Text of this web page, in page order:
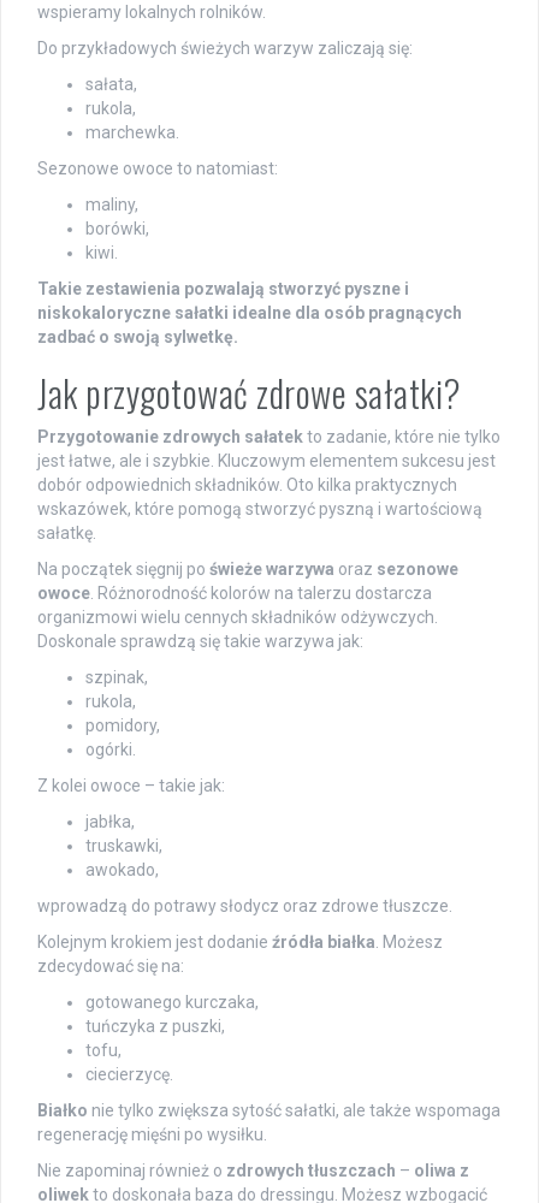
wspieramy lokalnych rolników.
Do przykładowych świeżych warzyw zaliczają się:
sałata,
rukola,
marchewka.
Sezonowe owoce to natomiast:
maliny,
borówki,
kiwi.
Takie zestawienia pozwalają stworzyć pyszne i
niskokaloryczne sałatki idealne dla osób pragnących
zadbać o swoją sylwetkę.
Jak przygotować zdrowe sałatki?
Przygotowanie zdrowych sałatekto zadanie, które nie tylko
jest łatwe, ale i szybkie. Kluczowym elementem sukcesu jest
dobór odpowiednich składników. Oto kilka praktycznych
wskazówek, które pomogą stworzyć pyszną i wartościową
sałatkę.
Na początek sięgnij po świeże warzywa oraz sezonowe
owoce . Różnorodność kolorów na talerzu dostarcza
organizmowi wielu cennych składników odżywczych.
Doskonale sprawdzą się takie warzywa jak:
szpinak,
rukola,
pomidory,
ogórki.
Z kolei owoce – takie jak:
jabłka,
truskawki,
awokado,
wprowadzą do potrawy słodycz oraz zdrowe tłuszcze.
Kolejnym krokiem jest dodanie źródła białka . Możesz
zdecydować się na:
gotowanego kurczaka,
tuńczyka z puszki,
tofu,
ciecierzycę.
Białko nie tylko zwiększa sytość sałatki, ale także wspomaga
regenerację mięśni po wysiłku.
Nie zapominaj również o zdrowych tłuszczach – oliwa z
oliwekto doskonała baza do dressingu. Możesz wzbogacić